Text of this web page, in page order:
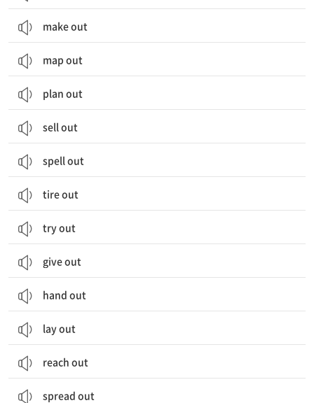
make out
map out
plan out
sell out
spell out
tire out
try out
give out
hand out
lay out
reach out
spread out